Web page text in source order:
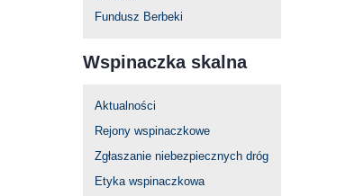
Fundusz Berbeki
Wspinaczka skalna
Aktualności
Rejony wspinaczkowe
Zgłaszanie niebezpiecznych dróg
Etyka wspinaczkowa